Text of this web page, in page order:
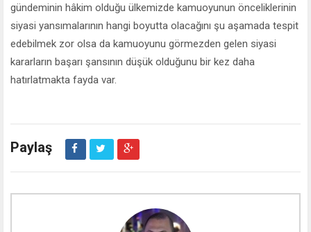
gündeminin hâkim olduğu ülkemizde kamuoyunun önceliklerinin
siyasi yansımalarının hangi boyutta olacağını şu aşamada tespit
edebilmek zor olsa da kamuoyunu görmezden gelen siyasi
kararların başarı şansının düşük olduğunu bir kez daha
hatırlatmakta fayda var.
Paylaş